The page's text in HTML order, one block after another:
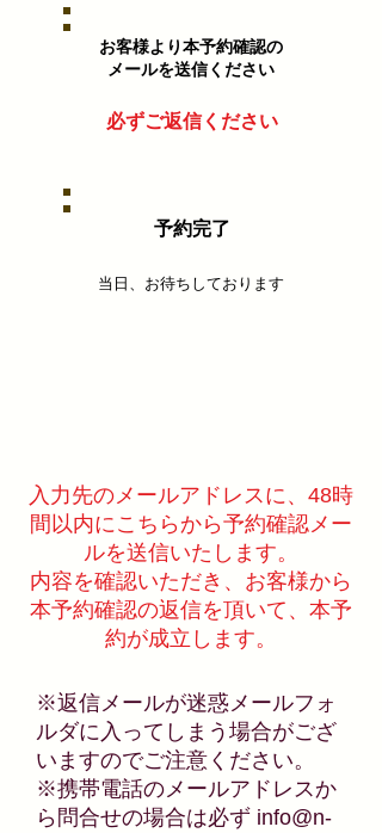
お客様より本予約確認の
​メールを送信ください
必ずご返信ください
予約完了
当日、お待ちしております
​入力先のメールアドレスに、48時
間以内にこちらから予約確認メー
ルを送信いたします。
内容を確認いただき​、お客様から
本予約確認の返信を頂いて、本予
約が成立します。
※返信メールが迷惑メールフォ
ルダに入ってしまう場合がござ
いますのでご注意ください。
※携帯電話のメールアドレスか
ら問合せの場合は必ず info@n-